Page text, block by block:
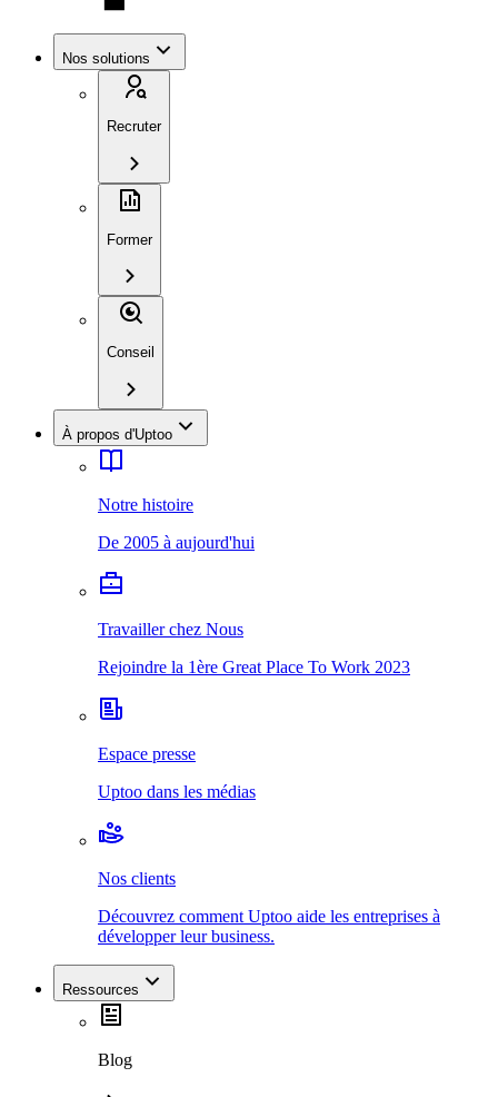
Nos solutions
Recruter
Former
Conseil
À propos d'Uptoo
Notre histoire
De 2005 à aujourd'hui
Travailler chez Nous
Rejoindre la 1ère Great Place To Work 2023
Espace presse
Uptoo dans les médias
Nos clients
Découvrez comment Uptoo aide les entreprises à
développer leur business.
Ressources
Blog